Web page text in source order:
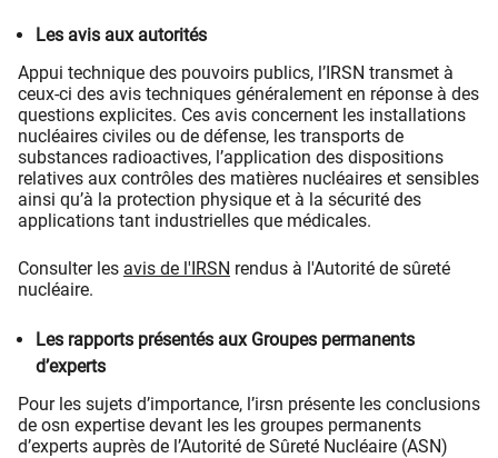
Les avis aux autorités
Appui technique des pouvoirs publics, l’IRSN transmet à
ceux-ci des avis techniques généralement en réponse à des
questions explicites. Ces avis concernent les installations
nucléaires civiles ou de défense, les transports de
substances radioactives, l’application des dispositions
relatives aux contrôles des matières nucléaires et sensibles
ainsi qu’à la protection physique et à la sécurité des
applications tant industrielles que médicales.
Consulter les avis de l'IRSN rendus à l'Autorité de sûreté
nucléaire.
Les rapports présentés aux Groupes permanents
d’experts
Pour les sujets d’importance, l’irsn présente les conclusions
de osn expertise devant les les groupes permanents
d’experts auprès de l’Autorité de Sûreté Nucléaire (ASN)